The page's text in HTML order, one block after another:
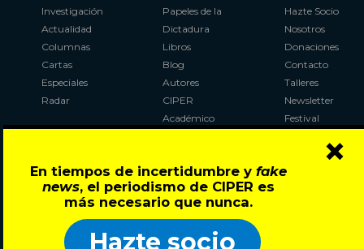
En tiempos de incertidumbre y fake
news, el periodismo de CIPER es
más necesario que nunca.
Hazte socio
×
Investigación
Actualidad
Columnas
Cartas
Especiales
Radar
Papeles de la
Dictadura
Libros
Blog
Autores
CIPER
Académico
Al Plebiscito
con CIPER
Hazte Socio
Nosotros
Donaciones
Contacto
Talleres
Newsletter
Festival